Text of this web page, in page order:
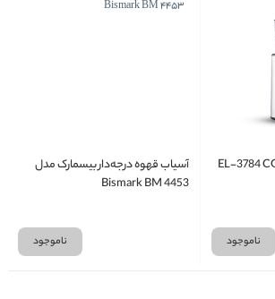
ناموجود
آسیاب قهوه درجه‌دار بیسمارک مدل
Bismark BM 4453
ناموجود